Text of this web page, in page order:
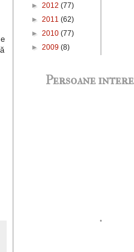
► 2012 (77)
► 2011 (62)
► 2010 (77)
► 2009 (8)
Persoane
.